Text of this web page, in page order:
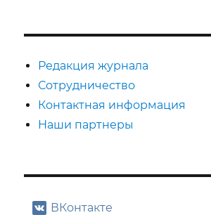
Редакция журнала
Сотрудничество
Контактная информация
Наши партнеры
ВКонтакте